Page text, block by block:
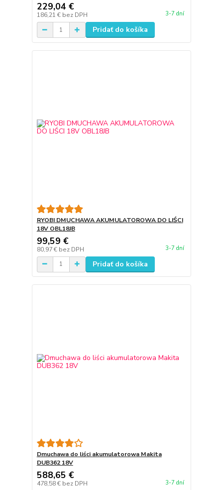
229,04 €
186,21 € bez DPH 3-7 dní
Pridať do košíka
RYOBI DMUCHAWA AKUMULATOROWA DO LIŚCI
18V OBL18JB
99,59 €
80,97 € bez DPH 3-7 dní
Pridať do košíka
Dmuchawa do liści akumulatorowa Makita
DUB362 18V
588,65 €
478,58 € bez DPH 3-7 dní